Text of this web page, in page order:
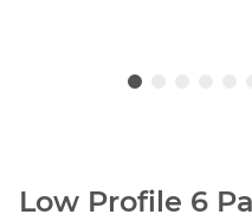
Low Profile 6